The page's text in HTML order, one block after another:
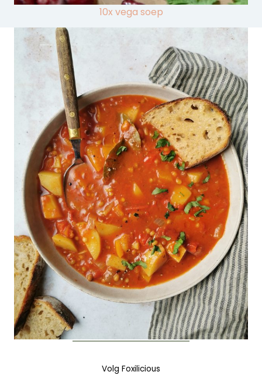
10x vega soep
Volg Foxilicious